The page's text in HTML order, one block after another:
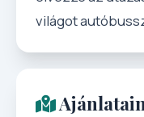
világot